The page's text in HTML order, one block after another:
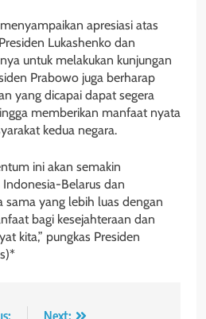
apresiasi atas
Lukashenko dan
untuk melakukan kunjungan
Prabowo juga berharap
yang dicapai dapat segera
memberikan manfaat nyata
kedua negara.
ini akan semakin
Belarus dan
sama yang lebih luas dengan
bagi kesejahteraan dan
kita,” pungkas Presiden
Next: